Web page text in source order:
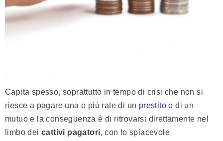
Capita spesso, soprattutto in tempo di crisi che non si
riesce a pagare una o più rate di un prestito o di un
mutuo e la conseguenza è di ritrovarsi direttamente nel
limbo deicattivi pagatori, con lo spiacevole